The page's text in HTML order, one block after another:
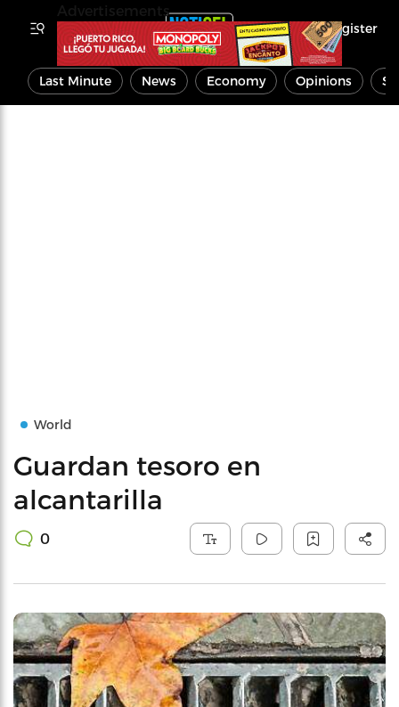
Register
Last Minute News Economy Opinions
World
Guardan tesoro en
alcantarilla
0
Advertisements